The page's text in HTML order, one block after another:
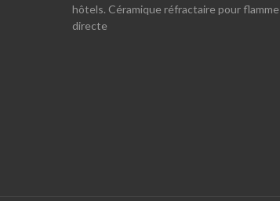
hôtels. Céramique réfractaire pour flamme
directe